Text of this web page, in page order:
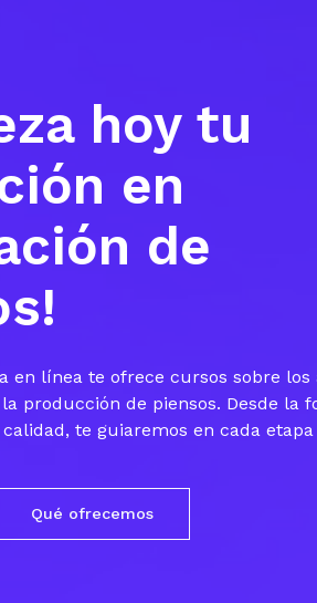
hoy tu
en
de
en línea te ofrece cursos sobre los
producción de piensos. Desde la
te guiaremos en cada
Qué ofrecemos